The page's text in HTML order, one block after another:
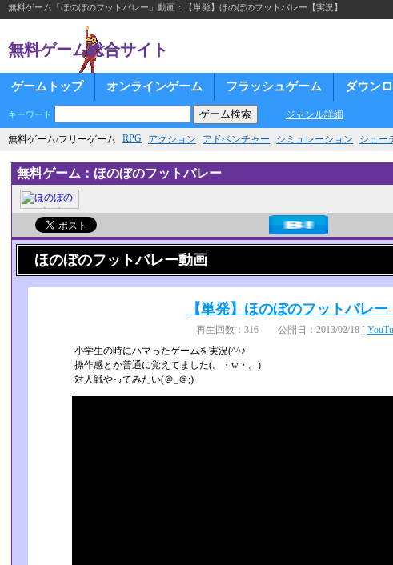
無料ゲーム「ほのぼのフットバレー」動画：【単発】ほのぼのフットバレー【実況】
無料ゲーム総合サイト
ゲームトップ オンラインゲーム フラッシュゲーム ダウン
キーワード ジャンル詳細
無料ゲーム/フリーゲーム RPG アクション アドベンチャー シミュレーション シュー
無料ゲーム：ほのぼのフットバレー
ほのぼのフットバレー動画
【単発】ほのぼのフットバレー
再生回数：316 公開日：2013/02/18 [
小学生の時にハマったゲームを実況(^^♪
操作感とか普通に覚えてました(。・w・。)
対人戦やってみたい(＠_＠;)